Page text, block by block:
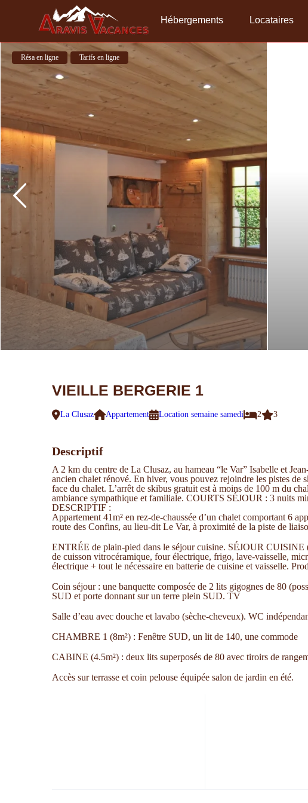
Hébergements Locataires
Résa en ligne Tarifs en ligne
VIEILLE BERGERIE 1
La Clusaz Appartement Location semaine samedi 2 3
Descriptif
A 2 km du centre de La Clusaz, au hameau “le Var” Isabelle et
ancien chalet rénové. En hiver, vous pouvez rejoindre les pistes de
face du chalet. L’arrêt de skibus gratuit est à moins de 100 m du
ambiance sympathique et familiale. COURTS SÉJOUR : 3 nuits
DESCRIPTIF :
Appartement 41m² en rez-de-chaussée d’un chalet comportant 6
route des Confins, au lieu-dit Le Var, à proximité de la piste de
ENTRÉE de plain-pied dans le séjour cuisine. SÉJOUR CUISINE
de cuisson vitrocéramique, four électrique, frigo, lave-vaisselle,
électrique + tout le nécessaire en batterie de cuisine et vaisselle.
Coin séjour : une banquette composée de 2 lits gigognes de 80
SUD et porte donnant sur un terre plein SUD. TV
Salle d’eau avec douche et lavabo (sèche-cheveux). WC
CHAMBRE 1 (8m²) : Fenêtre SUD, un lit de 140, une commode
CABINE (4.5m²) : deux lits superposés de 80 avec tiroirs de
Accès sur terrasse et coin pelouse équipée salon de jardin en été.